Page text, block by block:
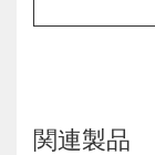
関連製品